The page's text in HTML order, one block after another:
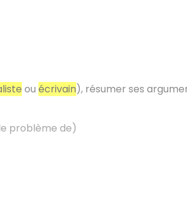
ou écrivain), résumer ses
problème de)